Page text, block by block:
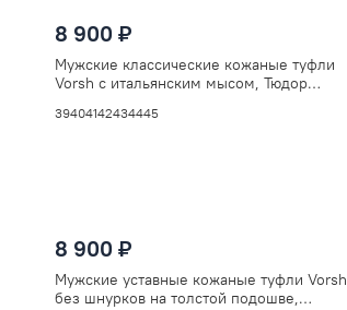
8 900 ₽
Мужские классические кожаные туфли
Vorsh с итальянским мысом, Тюдор
39404142434445
8 900 ₽
Мужские уставные кожаные туфли Vorsh
без шнурков на толстой подошве,